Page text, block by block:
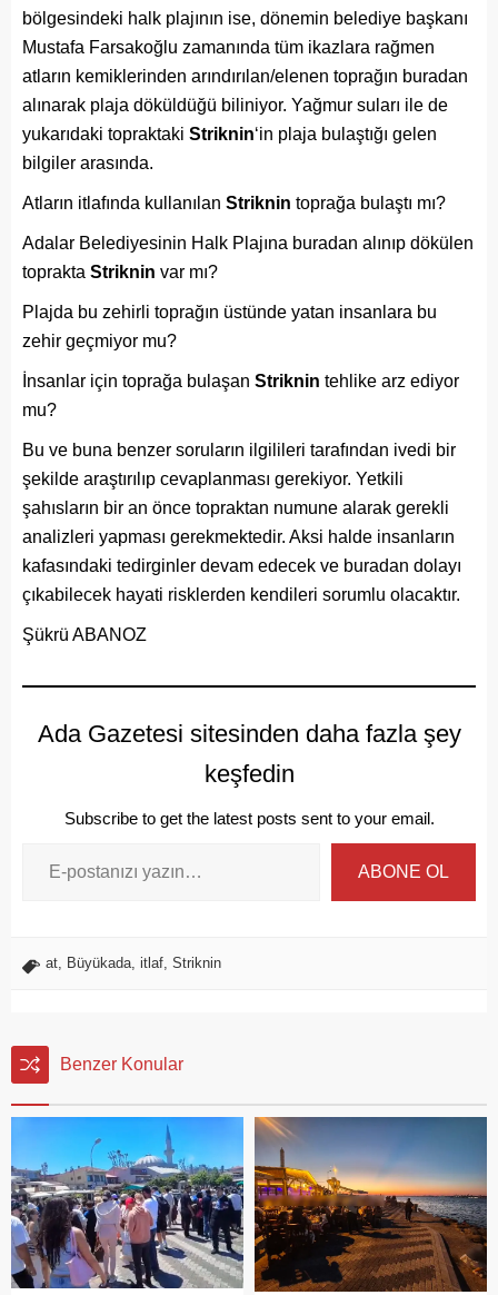
bölgesindeki halk plajının ise, dönemin belediye başkanı
Mustafa Farsakoğlu zamanında tüm ikazlara rağmen
atların kemiklerinden arındırılan/elenen toprağın buradan
alınarak plaja döküldüğü biliniyor. Yağmur suları ile de
yukarıdaki topraktaki Striknin‘in plaja bulaştığı gelen
bilgiler arasında.
Atların itlafında kullanılan Striknin toprağa bulaştı mı?
Adalar Belediyesinin Halk Plajına buradan alınıp dökülen
toprakta Striknin var mı?
Plajda bu zehirli toprağın üstünde yatan insanlara bu
zehir geçmiyor mu?
İnsanlar için toprağa bulaşan Striknin tehlike arz ediyor
mu?
Bu ve buna benzer soruların ilgilileri tarafından ivedi bir
şekilde araştırılıp cevaplanması gerekiyor. Yetkili
şahısların bir an önce topraktan numune alarak gerekli
analizleri yapması gerekmektedir. Aksi halde insanların
kafasındaki tedirginler devam edecek ve buradan dolayı
çıkabilecek hayati risklerden kendileri sorumlu olacaktır.
Şükrü ABANOZ
Ada Gazetesi sitesinden daha fazla şey
keşfedin
Subscribe to get the latest posts sent to your email.
ABONE OL
at, Büyükada, itlaf, Striknin
Benzer Konular